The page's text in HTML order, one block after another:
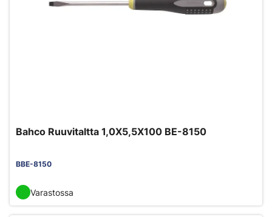
Bahco Ruuvitaltta 1,0X5,5X100 BE-8150
BBE-8150
Varastossa